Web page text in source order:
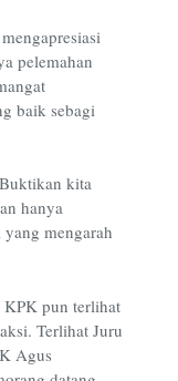
pelemahan
baik sebagi
kita
hanya
mengarah
KPK pun terlihat
Terlihat Juru
Agus